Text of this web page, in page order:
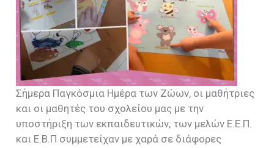
Σήμερα Παγκόσμια Ημέρα των Ζώων, οι μαθήτριες
και οι μαθητές του σχολείου μας με την
υποστήριξη των εκπαιδευτικών, των μελών Ε.Ε.Π.
και Ε.Β.Π συμμετείχαν με χαρά σε διάφορες